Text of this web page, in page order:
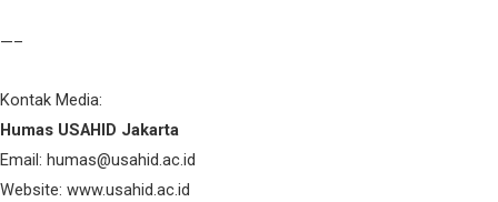
—–
Kontak Media:
Humas USAHID Jakarta
Email: humas@usahid.ac.id
Website: www.usahid.ac.id